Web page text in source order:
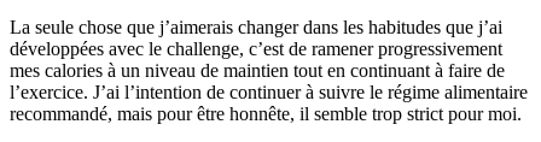
La seule chose que j’aimerais changer dans les habitudes que j’ai
développées avec le challenge, c’est de ramener progressivement
mes calories à un niveau de maintien tout en continuant à faire de
l’exercice. J’ai l’intention de continuer à suivre le régime alimentaire
recommandé, mais pour être honnête, il semble trop strict pour moi.